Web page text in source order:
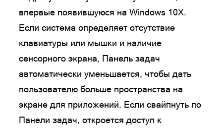
впервые появившуюся на Windows 10X.
Если система определяет отсутствие
клавиатуры или мышки и наличие
сенсорного экрана, Панель задач
автоматически уменьшается, чтобы дать
пользователю больше пространства на
экране для приложений. Если свайпнуть по
Панели задач, откроется доступ к